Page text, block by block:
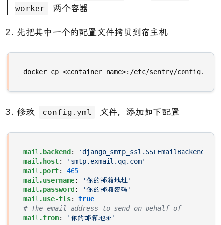
worker
两个容器
先把其中一个的配置文件拷贝到宿主机
修改 config.yml 文件，添加如下配置
mail.backend:
'django_smtp_ssl.SSLEmailBackend'
mail.host:
'smtp.exmail.qq.com'
mail.port:
465
mail.username:
'你的邮箱地址'
mail.password:
'你的邮箱密码'
mail.use-tls:
true
# The email address to send on behalf of
mail.from: '你的邮箱地址'